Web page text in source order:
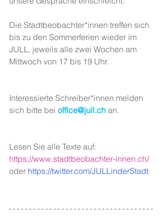
Die Stadtbeobachter*innen treffen sich
bis zu den Sommerferien wieder im
JULL, jeweils alle zwei Wochen am
Mittwoch von 17 bis 19 Uhr.
Interessierte Schreiber*innen melden
sich bitte bei office@jull.ch an.
Lesen Sie alle Texte auf:
https://www.stadtbeobachter-innen.ch/
oder https://twitter.com/JULLinderStadt